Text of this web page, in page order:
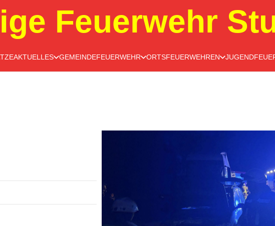
Feuerwehr
AKTUELLES GEMEINDEFEUERWEHR ORTSFEUERWEHREN